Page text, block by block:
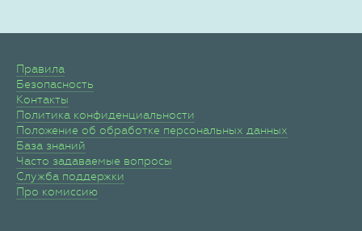
Правила
Безопасность
Контакты
Политика конфиденциальности
Положение об обработке персональных данных
База знаний
Часто задаваемые вопросы
Служба поддержки
Про комиссию